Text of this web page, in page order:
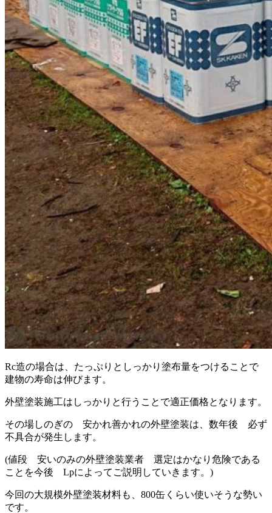
Rc造の場合は、たっぷりとしっかり塗布量をつけることで
建物の寿命は伸びます。
外壁塗装施工はしっかりと行うことで適正価格となります。
その場しのぎの 安かれ善かれの外壁塗装は、数年後 必ず
不具合が発生します。
(値段 安いのみの外壁塗装業者 選定はかなり危険である
ことを今後 Lpによってご説明していきます。)
今回の大規模外壁塗装材料も、800缶くらい使いそうな勢い
です。